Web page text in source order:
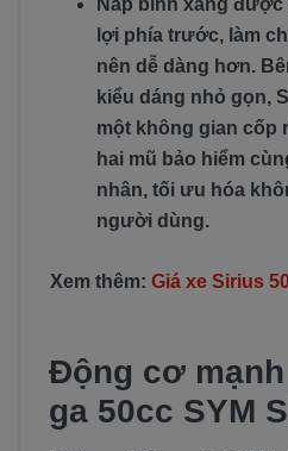
Nắp bình xăng
lợi phía trước, làm
nên dễ dàng hơn.
kiểu dáng nhỏ gọn,
một không gian cốp
hai mũ bảo hiểm
nhân, tối ưu hóa
người dùng.
Xem thêm: Giá xe Sirius
Động cơ
ga 50cc SYM